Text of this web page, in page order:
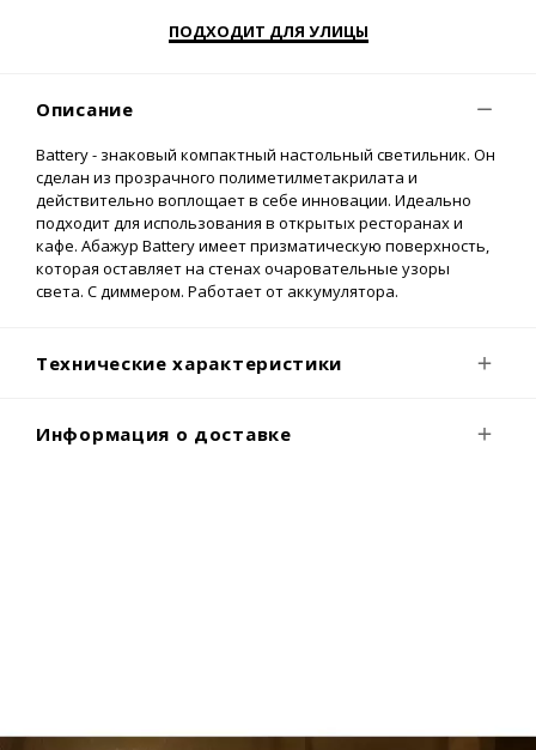
ПОДХОДИТ ДЛЯ УЛИЦЫ
Описание
Battery - знаковый компактный настольный светильник. Он
сделан из прозрачного полиметилметакрилата и
действительно воплощает в себе инновации. Идеально
подходит для использования в открытых ресторанах и
кафе. Абажур Battery имеет призматическую поверхность,
которая оставляет на стенах очаровательные узоры
света. С диммером. Работает от аккумулятора.
Технические характеристики
Информация о доставке